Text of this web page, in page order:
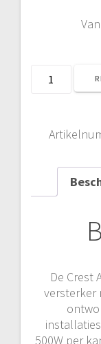
Van
CREST
AUDIO
aantal
De Crest
versterker
500W per